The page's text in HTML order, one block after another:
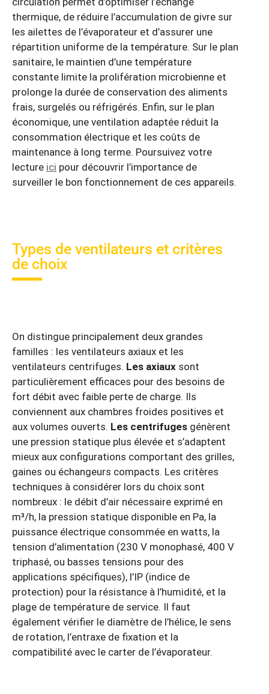
thermique, de réduire l’accumulation de givre sur
les ailettes de l’évaporateur et d’assurer une
répartition uniforme de la température. Sur le plan
sanitaire, le maintien d’une température
constante limite la prolifération microbienne et
prolonge la durée de conservation des aliments
frais, surgelés ou réfrigérés. Enfin, sur le plan
économique, une ventilation adaptée réduit la
consommation électrique et les coûts de
maintenance à long terme. Poursuivez votre
lecture ici pour découvrir l’importance de
surveiller le bon fonctionnement de ces appareils.
Types de ventilateurs et critères
de choix
On distingue principalement deux grandes
familles : les ventilateurs axiaux et les
ventilateurs centrifuges. Les axiaux sont
particulièrement efficaces pour des besoins de
fort débit avec faible perte de charge. Ils
conviennent aux chambres froides positives et
aux volumes ouverts. Les centrifuges génèrent
une pression statique plus élevée et s’adaptent
mieux aux configurations comportant des grilles,
gaines ou échangeurs compacts. Les critères
techniques à considérer lors du choix sont
nombreux : le débit d’air nécessaire exprimé en
m³/h, la pression statique disponible en Pa, la
puissance électrique consommée en watts, la
tension d’alimentation (230 V monophasé, 400 V
triphasé, ou basses tensions pour des
applications spécifiques), l’IP (indice de
protection) pour la résistance à l’humidité, et la
plage de température de service. Il faut
également vérifier le diamètre de l’hélice, le sens
de rotation, l’entraxe de fixation et la
compatibilité avec le carter de l’évaporateur.